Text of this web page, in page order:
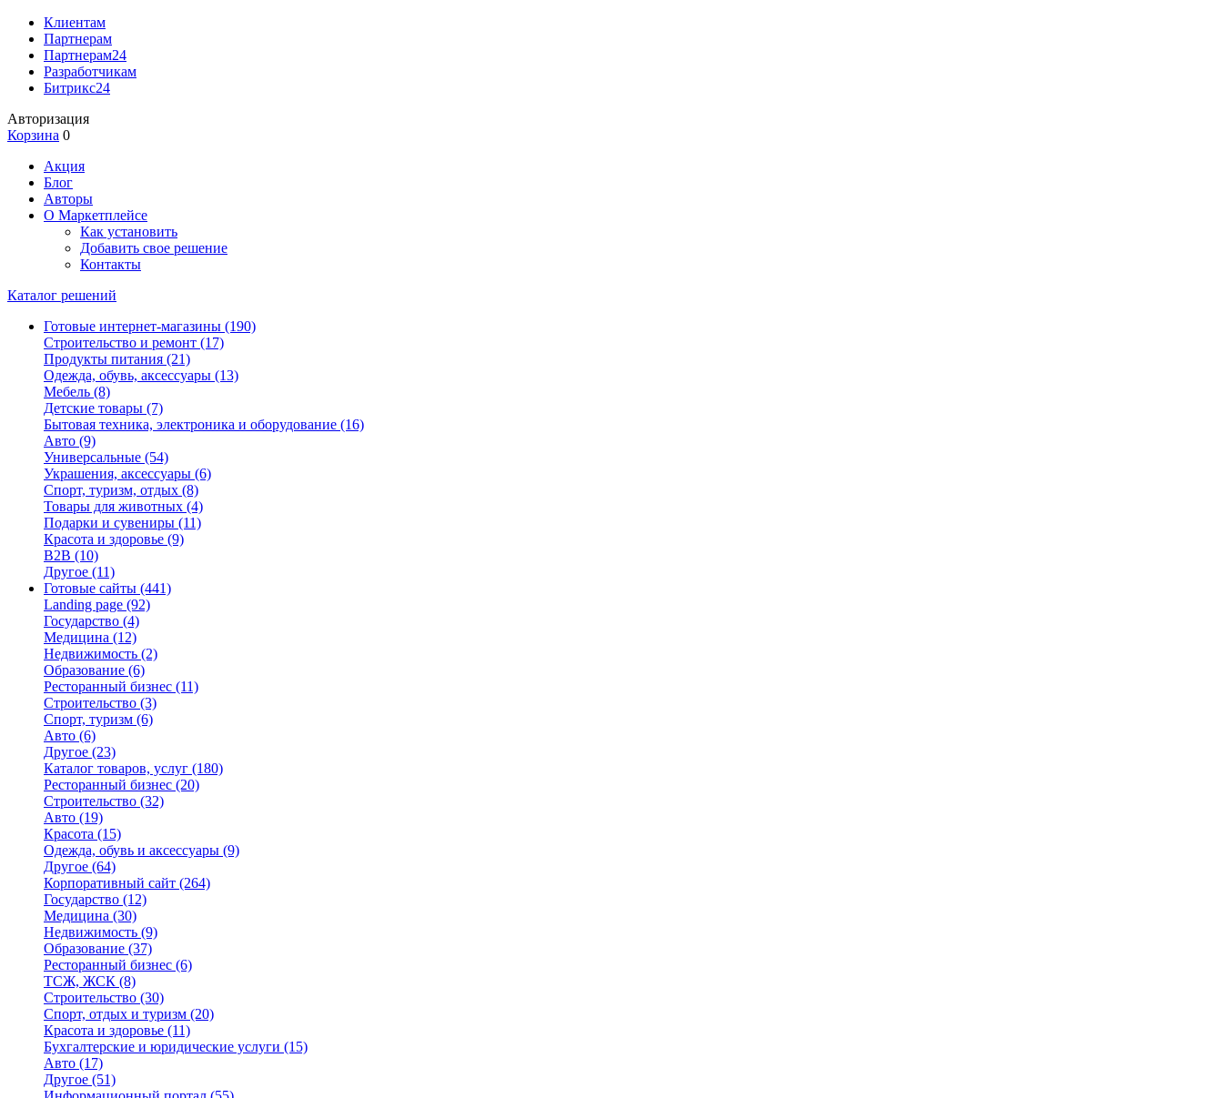
Клиентам
Партнерам
Партнерам24
Разработчикам
Битрикс24
Авторизация
Корзина 0
Акция
Блог
Авторы
О Маркетплейсе
Как установить
Добавить свое решение
Контакты
Каталог решений
Готовые интернет-магазины (190)
Строительство и ремонт (17)
Продукты питания (21)
Одежда, обувь, аксессуары (13)
Мебель (8)
Детские товары (7)
Бытовая техника, электроника и оборудование (16)
Авто (9)
Универсальные (54)
Украшения, аксессуары (6)
Спорт, туризм, отдых (8)
Товары для животных (4)
Подарки и сувениры (11)
Красота и здоровье (9)
B2B (10)
Другое (11)
Готовые сайты (441)
Landing page (92)
Государство (4)
Медицина (12)
Недвижимость (2)
Образование (6)
Ресторанный бизнес (11)
Строительство (3)
Спорт, туризм (6)
Авто (6)
Другое (23)
Каталог товаров, услуг (180)
Ресторанный бизнес (20)
Строительство (32)
Авто (19)
Красота (15)
Одежда, обувь и аксессуары (9)
Другое (64)
Корпоративный сайт (264)
Государство (12)
Медицина (30)
Недвижимость (9)
Образование (37)
Ресторанный бизнес (6)
ТСЖ, ЖСК (8)
Строительство (30)
Спорт, отдых и туризм (20)
Красота и здоровье (11)
Бухгалтерские и юридические услуги (15)
Авто (17)
Другое (51)